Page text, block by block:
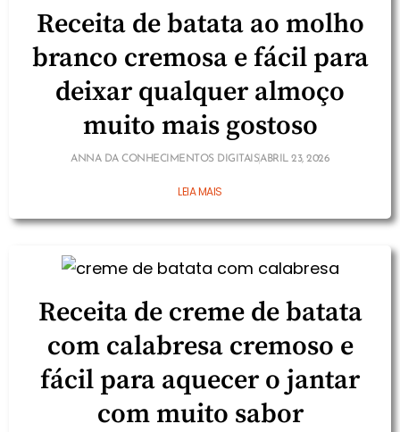
Receita de batata ao molho
branco cremosa e fácil para
deixar qualquer almoço
muito mais gostoso
ANNA DA CONHECIMENTOS DIGITAISABRIL 23, 2026
LEIA MAIS
Receita de creme de batata
com calabresa cremoso e
fácil para aquecer o jantar
com muito sabor